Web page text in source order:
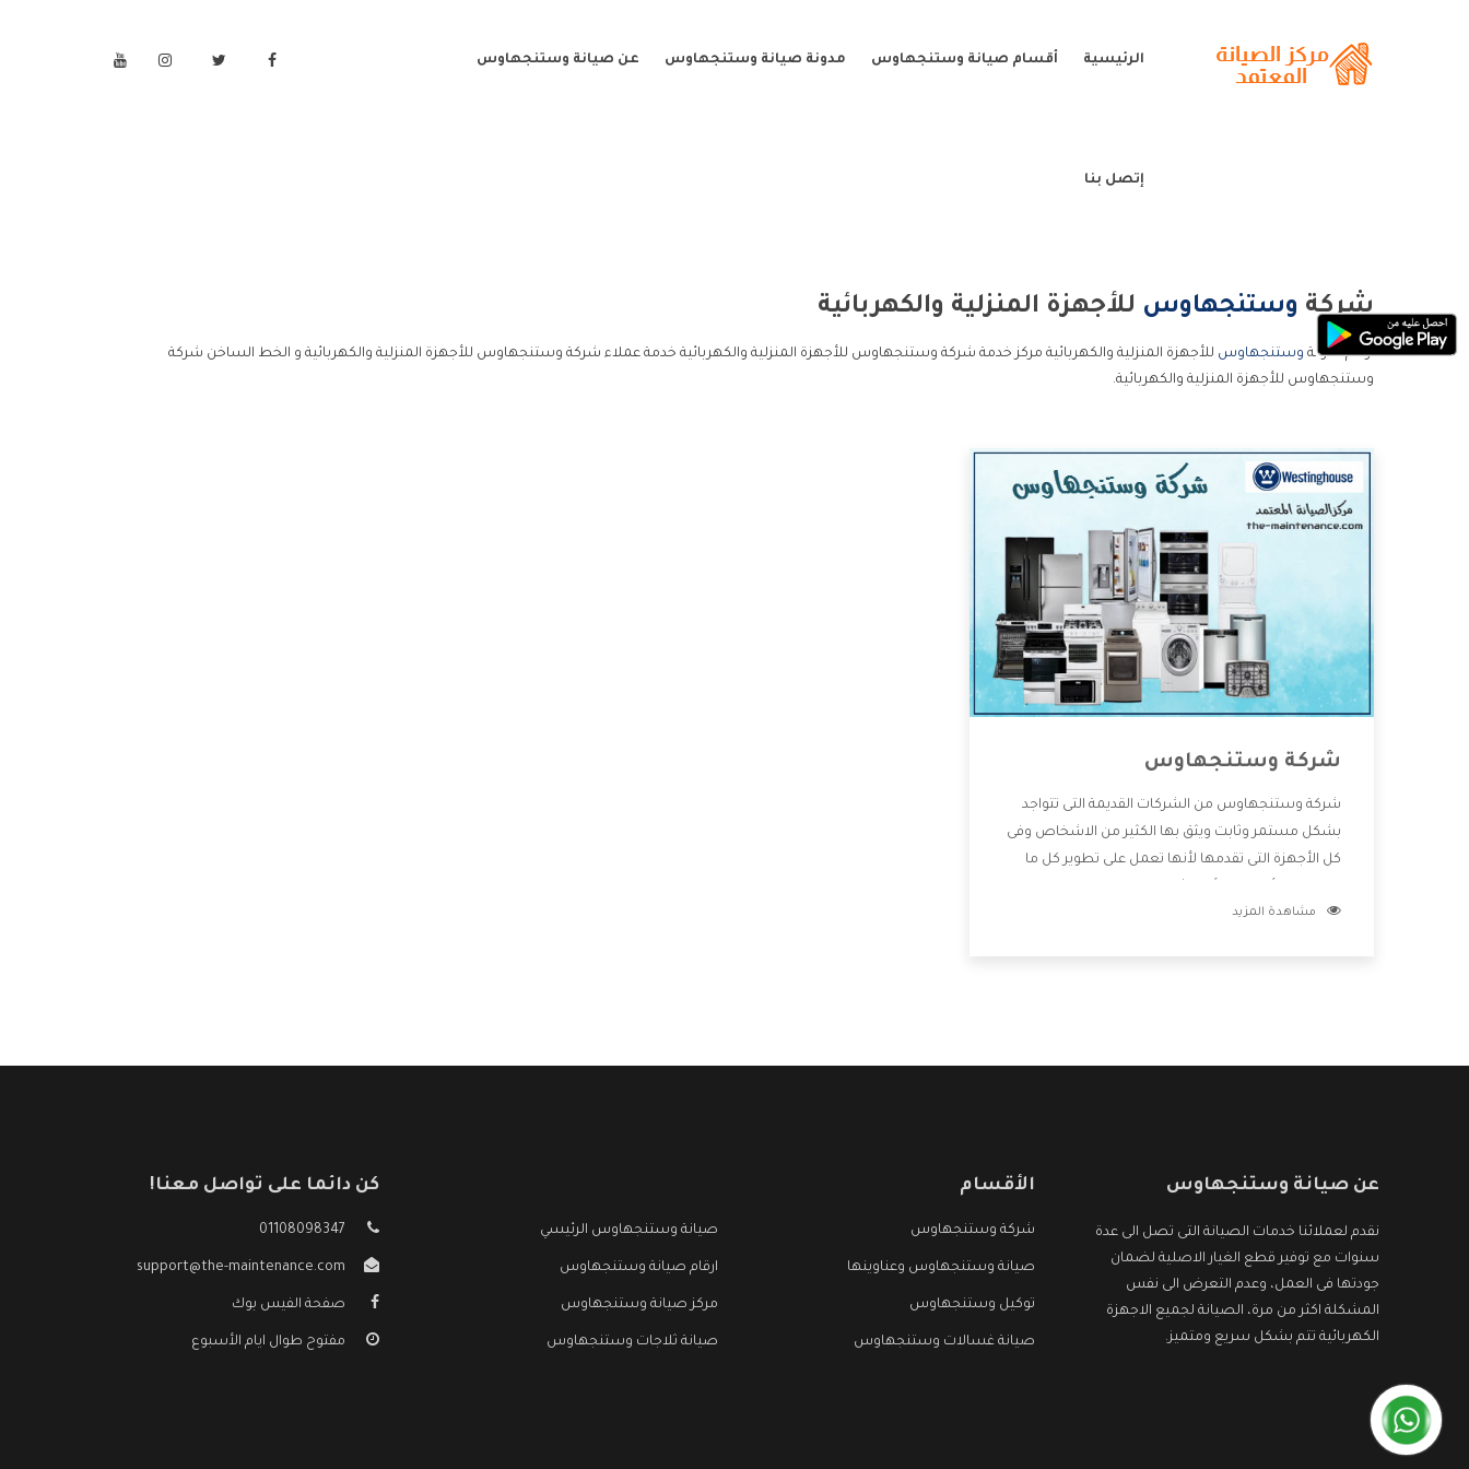
الرئيسية أقسام صيانة وستنجهاوس مدونة صيانة وستنجهاوس عن صيانة وستنجهاوس
إتصل بنا
شركة وستنجهاوس للأجهزة المنزلية والكهربائية
ارقام شركة وستنجهاوس للأجهزة المنزلية والكهربائية مركز خدمة شركة وستنجهاوس للأجهزة المنزلية والكهربائية خدمة عملاء شركة وستنجهاوس للأجهزة المنزلية والكهربائية و الخط الساخن شركة
وستنجهاوس للأجهزة المنزلية والكهربائية.
شركة وستنجهاوس
شركة وستنجهاوس من الشركات القديمة التى تتواجد
بشكل مستمر وثابت ويثق بها الكثير من الاشخاص وفى
كل الأجهزة التى تقدمها لأنها تعمل على تطوير كل ما
أفضل خدمات ما بعد البيع مع المنتجات وتقدم للعملاء
مشاهدة المزيد
عن صيانة وستنجهاوس
نقدم لعملائنا خدمات الصيانة التى تصل الى عدة
سنوات مع توفير قطع الغيار الاصلية لضمان
جودتها فى العمل، وعدم التعرض الى نفس
المشكلة اكثر من مرة، الصيانة لجميع الاجهزة
الكهربائية تتم بشكل سريع ومتميز.
الأقسام
شركة وستنجهاوس صيانة وستنجهاوس الرئيسي
صيانة وستنجهاوس وعناوينها ارقام صيانة وستنجهاوس
توكيل وستنجهاوس مركز صيانة وستنجهاوس
صيانة غسالات وستنجهاوس صيانة ثلاجات وستنجهاوس
كن دائما على تواصل معنا!
01108098347
support@the-maintenance.com
صفحة الفيس بوك
مفتوح طوال ايام الأسبوع